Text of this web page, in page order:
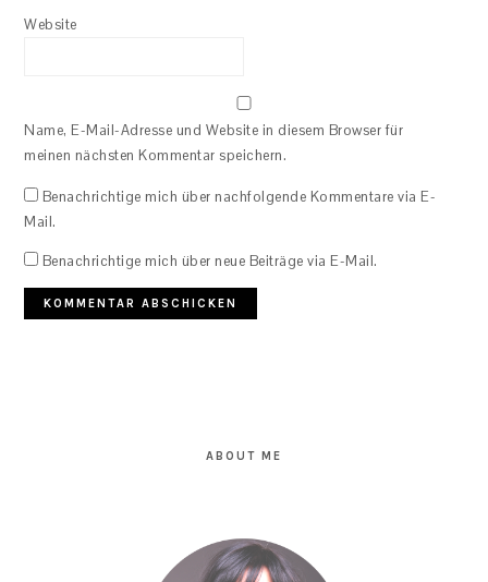
Website
Name, E-Mail-Adresse und Website in diesem Browser für
meinen nächsten Kommentar speichern.
Benachrichtige mich über nachfolgende Kommentare via E-
Mail.
Benachrichtige mich über neue Beiträge via E-Mail.
ABOUT ME